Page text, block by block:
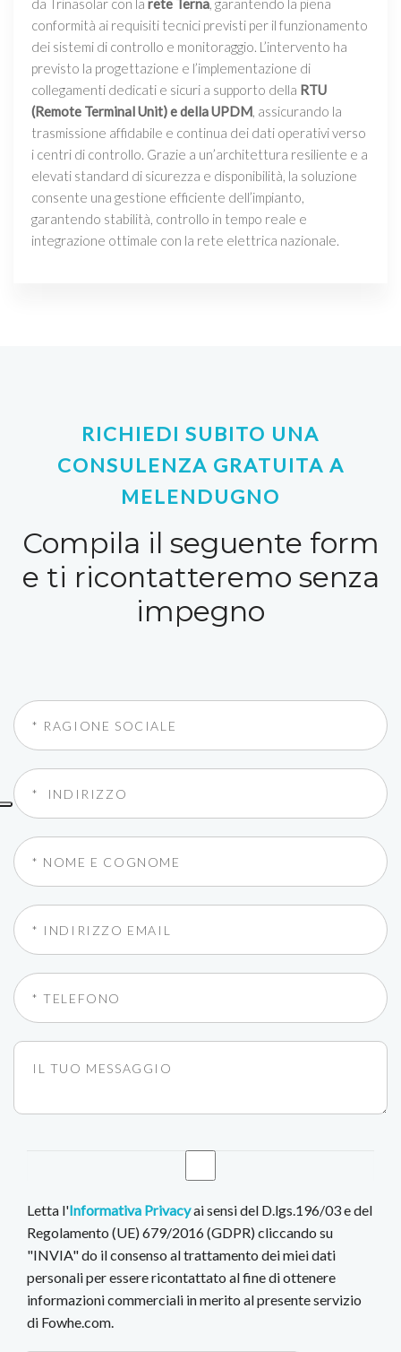
da Trinasolar con la rete Terna, garantendo la piena
conformità ai requisiti tecnici previsti per il funzionamento
dei sistemi di controllo e monitoraggio. L’intervento ha
previsto la progettazione e l’implementazione di
collegamenti dedicati e sicuri a supporto della RTU
(Remote Terminal Unit) e della UPDM, assicurando la
trasmissione affidabile e continua dei dati operativi verso
i centri di controllo. Grazie a un’architettura resiliente e a
elevati standard di sicurezza e disponibilità, la soluzione
consente una gestione efficiente dell’impianto,
garantendo stabilità, controllo in tempo reale e
integrazione ottimale con la rete elettrica nazionale.
RICHIEDI SUBITO UNA
CONSULENZA GRATUITA A
MELENDUGNO
Compila il seguente form
e ti ricontatteremo senza
impegno
Letta l'Informativa Privacyai sensi del D.lgs.196/03 e del
Regolamento (UE) 679/2016 (GDPR) cliccando su
"INVIA" do il consenso al trattamento dei miei dati
personali per essere ricontattato al fine di ottenere
informazioni commerciali in merito al presente servizio
di Fowhe.com.